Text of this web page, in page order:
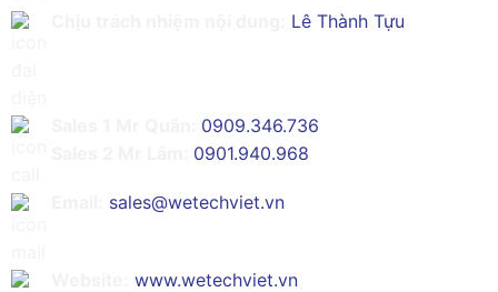
Lê Thành Tựu
0909.346.736
0901.940.968
sales@wetechviet.vn
www.wetechviet.vn